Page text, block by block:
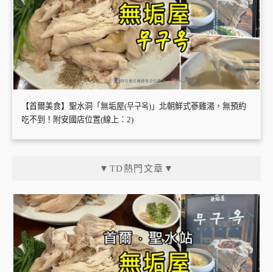
【首爾美食】聖水洞「無垢屋(무구옥)」北朝鮮式蔘雞湯，無預約
吃不到！附安國店位置(線上：2)
▼TD熱門文章▼